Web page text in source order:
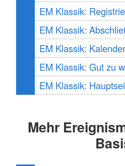
EM Klassik:
EM Klassik:
EM Klassik: Kalender
EM Klassik: Gut zu
EM Klassik:
Mehr